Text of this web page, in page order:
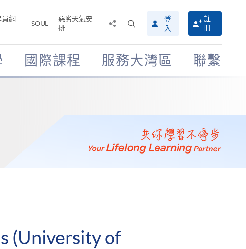
員網
SOUL
惡劣天氣安
排
搜
尋
介
面
登
入
註
冊
國際課程 服務大灣區 聯繫
(University of